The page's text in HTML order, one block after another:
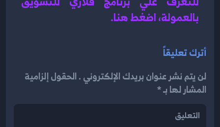
بالعمولة، اضغط هنا.
أترك تعليقاً
لن يتم نشر عنوان بريدك الإلكتروني . الحقول إلزامية
المشار لها بـ *